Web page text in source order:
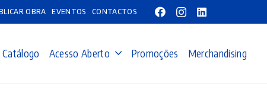
OBRA EVENTOS CONTACTOS
Catálogo Acesso Aberto Promoções Merchandising